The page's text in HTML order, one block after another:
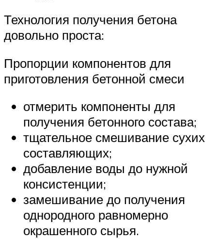
Технология получения бетона
довольно проста:
Пропорции компонентов для
приготовления бетонной смеси
отмерить компоненты для
получения бетонного состава;
тщательное смешивание сухих
составляющих;
добавление воды до нужной
консистенции;
замешивание до получения
однородного равномерно
окрашенного сырья.